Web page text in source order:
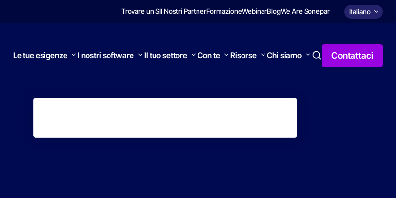
Trovare un SII Nostri PartnerFormazioneWebinarBlogWe Are Sonepar Italiano
Le tue esigenze I nostri software Il tuo settore Con te Risorse Chi siamo Contattaci
Ricerca